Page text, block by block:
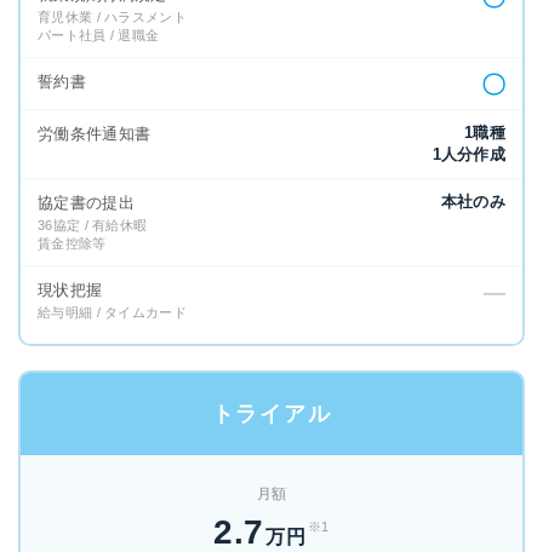
育児休業 / ハラスメント
パート社員 / 退職金
誓約書 〇
労働条件通知書
1職種
1人分作成
協定書の提出
36協定 / 有給休暇
賃金控除等
本社のみ
現状把握
給与明細 / タイムカード
—
トライアル
月額
2.7万円
※1